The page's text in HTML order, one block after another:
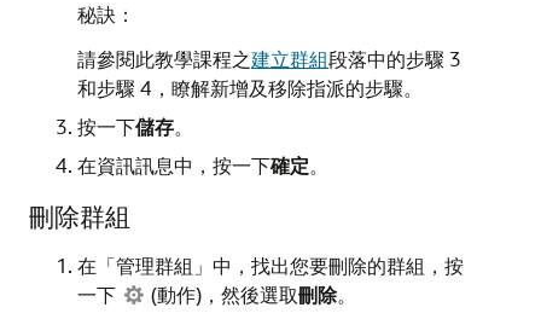
秘訣：
請參閱此教學課程之建立群組段落中的步驟 3
和步驟 4，瞭解新增及移除指派的步驟。
按一下儲存。
在資訊訊息中，按一下確定。
刪除群組
在「管理群組」中，找出您要刪除的群組，按
一下
(動作)，然後選取刪除。